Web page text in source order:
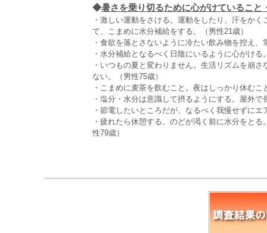
◆暑さを乗り切るために心がけていること
・激しい運動をさける。運動をしたり、汗をか
て、こまめに水分補給をする。（男性21歳）
・食欲を落とさないように冷たい飲み物を控え
・水分補給となるべく日陰にいるように心がける
・いつもの夏と変わりません。生活リズムを崩
ない。（男性75歳）
・こまめに麦茶を飲むこと。夜はしっかり休むこ
・塩分・水分は意識して摂るようにする。屋外
・節電したいところだが、なるべく我慢せずに
・疲れたら休憩する。のどが渇く前に水分をと
性79歳）